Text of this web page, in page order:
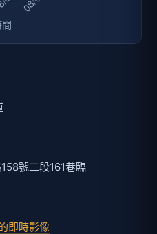
號二段161巷臨
即時影像